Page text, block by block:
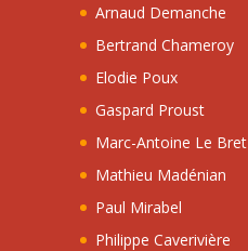
Arnaud Demanche
Bertrand Chameroy
Elodie Poux
Gaspard Proust
Marc-Antoine Le Bret
Mathieu Madénian
Paul Mirabel
Philippe Caverivière